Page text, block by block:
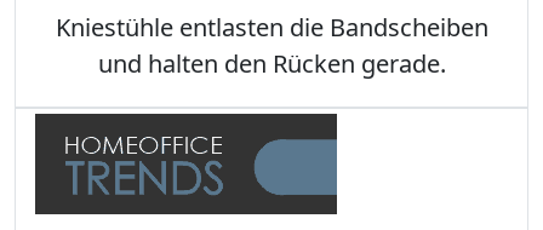
Kniestühle entlasten die Bandscheiben
und halten den Rücken gerade.